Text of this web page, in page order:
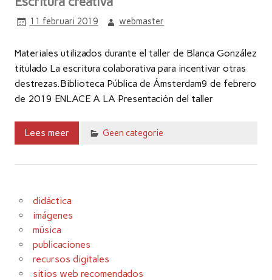
11 februari 2019 webmaster
Materiales utilizados durante el taller de Blanca González
titulado La escritura colaborativa para incentivar otras
destrezas.Biblioteca Pública de Ámsterdam9 de febrero
de 2019 ENLACE A LA Presentación del taller
Lees meer Geen categorie
didáctica
imágenes
música
publicaciones
recursos digitales
sitios web recomendados